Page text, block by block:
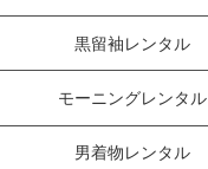
黒留袖レンタル
モーニングレンタル
男着物レンタル